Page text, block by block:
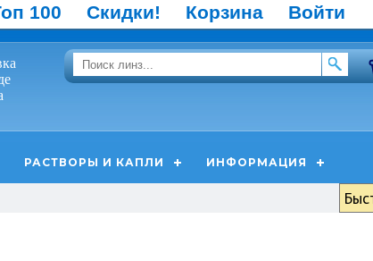
100 Скидки! Корзина Войти
РАСТВОРЫ И КАПЛИ ИНФОРМАЦИЯ